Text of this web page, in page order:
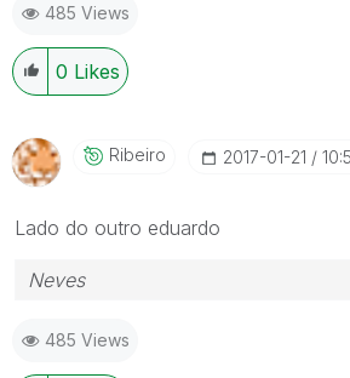
485 Views
0 Likes
Ribeiro ‎2017-01-21
Lado do outro eduardo
Neves
485 Views